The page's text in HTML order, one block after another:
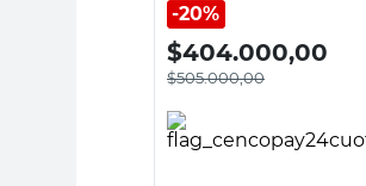
20%
$404.000,00
$505.000,00